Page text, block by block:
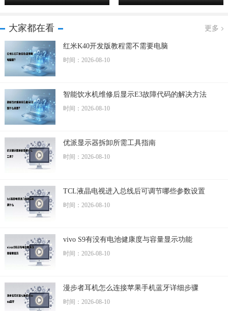
量显示功能
蓝牙详细步骤
大家都在看 更多
红米K40开发版教程需不需要电脑
时间：2026-08-10
智能饮水机维修后显示E3故障代码的解决方法
时间：2026-08-10
优派显示器拆卸所需工具指南
时间：2026-08-10
TCL液晶电视进入总线后可调节哪些参数设置
时间：2026-08-10
vivo S9有没有电池健康度与容量显示功能
时间：2026-08-10
漫步者耳机怎么连接苹果手机蓝牙详细步骤
时间：2026-08-10